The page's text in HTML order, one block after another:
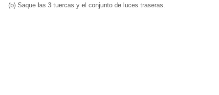
(b) Saque las 3 tuercas y el conjunto de luces traseras.